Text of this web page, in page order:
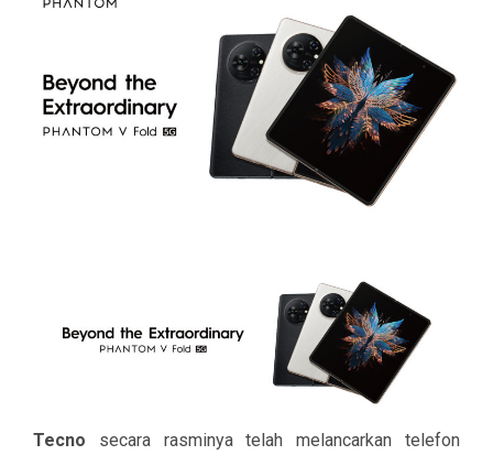
Tecno secara rasminya telah melancarkan telefon